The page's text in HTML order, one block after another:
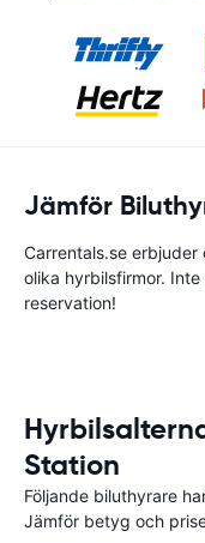
Jämför
Carrentals.se
olika hyrbilsfirmor.
reservation!
Station
Följande biluthyrare
Jämför betyg och